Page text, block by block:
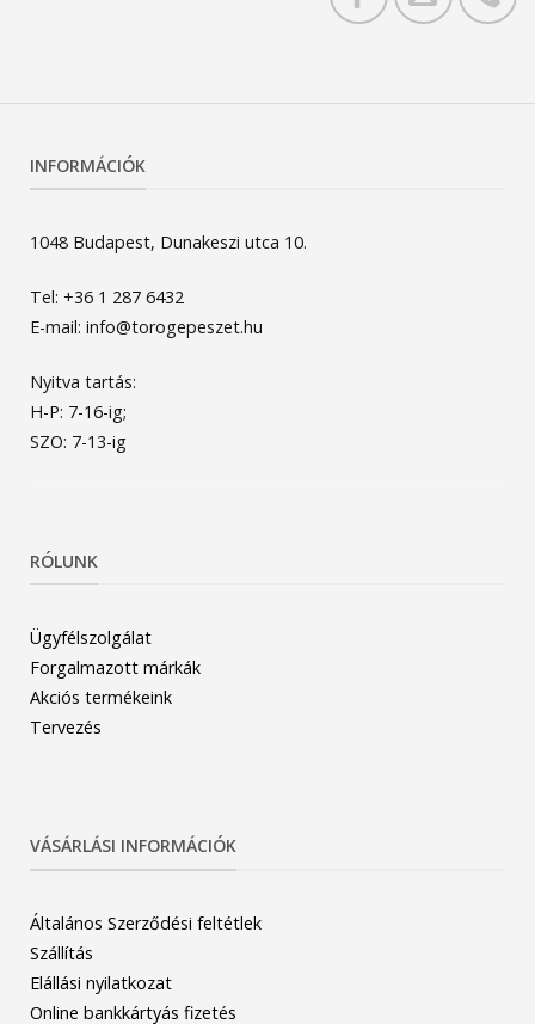
INFORMÁCIÓK
1048 Budapest, Dunakeszi utca 10.
Tel: +36 1 287 6432
E-mail: info@torogepeszet.hu
Nyitva tartás:
H-P: 7-16-ig;
SZO: 7-13-ig
RÓLUNK
Ügyfélszolgálat
Forgalmazott márkák
Akciós termékeink
Tervezés
VÁSÁRLÁSI INFORMÁCIÓK
Általános Szerződési feltétlek
Szállítás
Elállási nyilatkozat
Online bankkártyás fizetés